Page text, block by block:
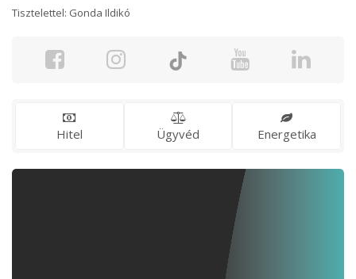
Tisztelettel: Gonda Ildikó
Hitel Ügyvéd Energetika